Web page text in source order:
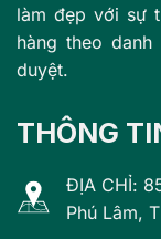
làm đẹp với sự
hàng theo
duyệt.
THÔNG
ĐỊA CHỈ:
Phú Lâm,